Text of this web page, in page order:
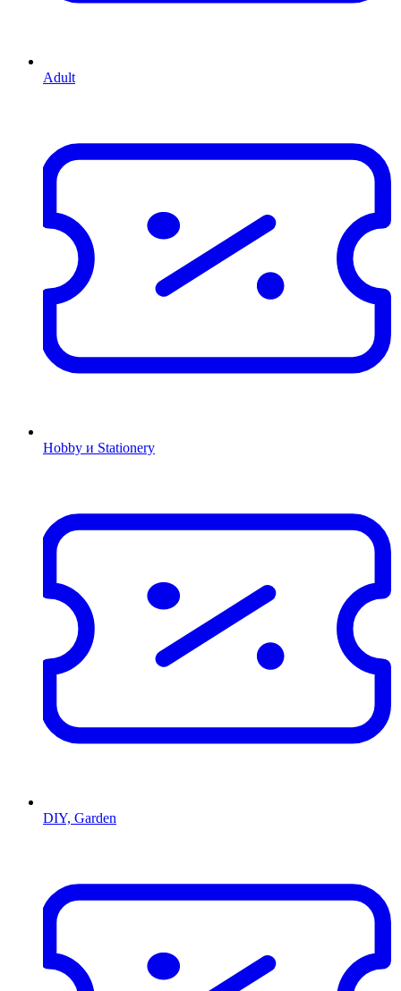
Adult
Hobby и Stationery
DIY, Garden